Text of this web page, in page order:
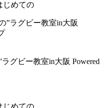
じめての
ラグビー教室in大阪 Powered